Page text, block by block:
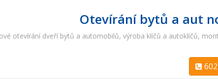
Otevírání bytů a aut
otevírání dveří bytů a automobilů, výroba klíčů a autoklíčů,